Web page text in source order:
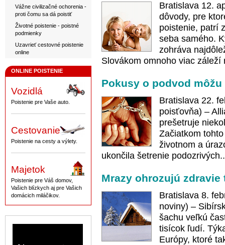
Vážne civilizačné ochorenia -
proti čomu sa dá poistiť
Životné poistenie - poistné
podmienky
Uzavrieť cestovné poistenie
online
ONLINE POISTENIE
Vozidlá
Poistenie pre Vaše auto.
Cestovanie
Poistenie na cesty a výlety.
Majetok
Poistenie pre Váš domov,
Vašich blízkych aj pre Vašich
domácich miláčikov.
Bratislava 12.
dôvody, pre
poistenie, patrí
seba samého.
zohráva
Slovákom omnoho viac
Pokusy o podvod
Bratislava 22.
poisťovňa) –
prešetruje
Začiatkom
životnom a
ukončila šetrenie
Mrazy ohrozujú
Bratislava 8.
noviny) –
šachu veľkú
tisícok ľudí.
Európy, ktoré